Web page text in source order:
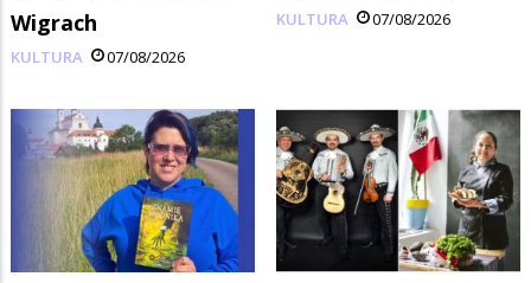
Wigrach
KULTURA 07/08/2026
KULTURA 07/08/2026